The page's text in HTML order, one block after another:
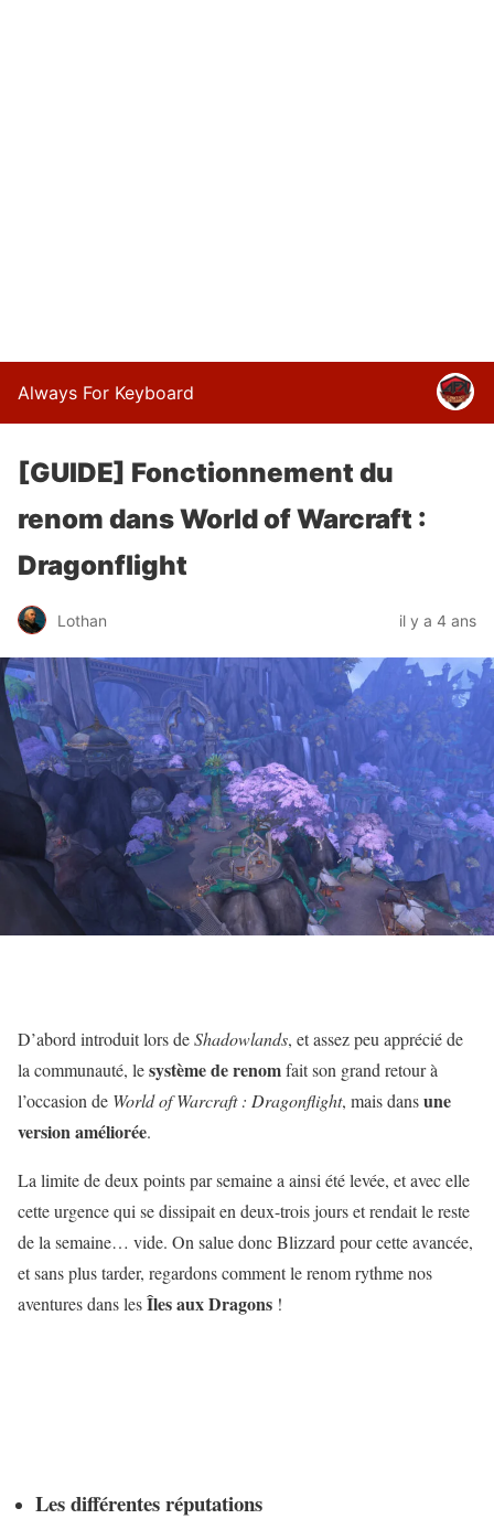
Always For Keyboard
[GUIDE] Fonctionnement du
renom dans World of Warcraft :
Dragonflight
Lothan il y a 4 ans
D’abord introduit lors deShadowlands, et assez peu apprécié de
la communauté, lesystème de renomfait son grand retour à
l’occasion de World of Warcraft : Dragonflight, mais dansune
version améliorée.
La limite de deux points par semaine a ainsi été levée, et avec elle
cette urgence qui se dissipait en deux-trois jours et rendait le reste
de la semaine… vide. On salue donc Blizzard pour cette avancée,
et sans plus tarder, regardons comment le renom rythme nos
aventures dans lesÎles aux Dragons !
Les différentes réputations